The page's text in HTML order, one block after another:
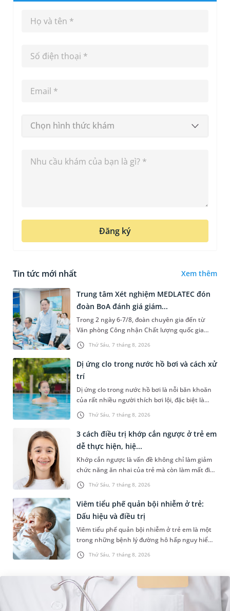
Chọn hình thức khám
Đăng ký
Tin tức mới nhất Xem thêm
Thứ Sáu, 7 tháng 8, 2026
Trung tâm Xét nghiệm MEDLATEC đón
đoàn BoA đánh giá giám...
Trong 2 ngày 6-7/8, đoàn chuyên gia đến từ
Văn phòng Công nhận Chất lượng quốc gia
(BoA) đã ghi nhận và đánh giá cao nỗ lực duy trì
hệ thống quản lý chất lượ...
Thứ Sáu, 7 tháng 8, 2026
Dị ứng clo trong nước hồ bơi và cách xử
trí
Dị ứng clo trong nước hồ bơi là nỗi băn khoăn
của rất nhiều người thích bơi lội, đặc biệt là
những trường hợp thường xuyên bơi ở những
hồ bơi nhân tạo. Bài v...
Thứ Sáu, 7 tháng 8, 2026
3 cách điều trị khớp cắn ngược ở trẻ em
dễ thực hiện, hiệ...
Khớp cắn ngược là vấn đề không chỉ làm giảm
chức năng ăn nhai của trẻ mà còn làm mất đi
sự cân đối của khuôn mặt. Do đó, cần khắc
phục sớm tình trạng này để...
Thứ Sáu, 7 tháng 8, 2026
Viêm tiểu phế quản bội nhiễm ở trẻ:
Dấu hiệu và điều trị
Viêm tiểu phế quản bội nhiễm ở trẻ em là một
trong những bệnh lý đường hô hấp nguy hiểm,
thường bùng phát vào thời điểm giao mùa. Khi
những tổn thương ban đầ...